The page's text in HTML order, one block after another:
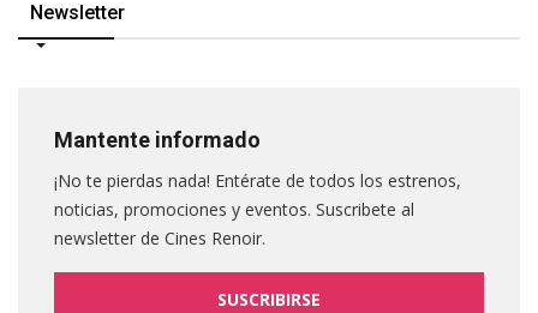
Newsletter
Mantente informado
¡No te pierdas nada! Entérate de todos los estrenos,
noticias, promociones y eventos. Suscribete al
newsletter de Cines Renoir.
SUSCRIBIRSE